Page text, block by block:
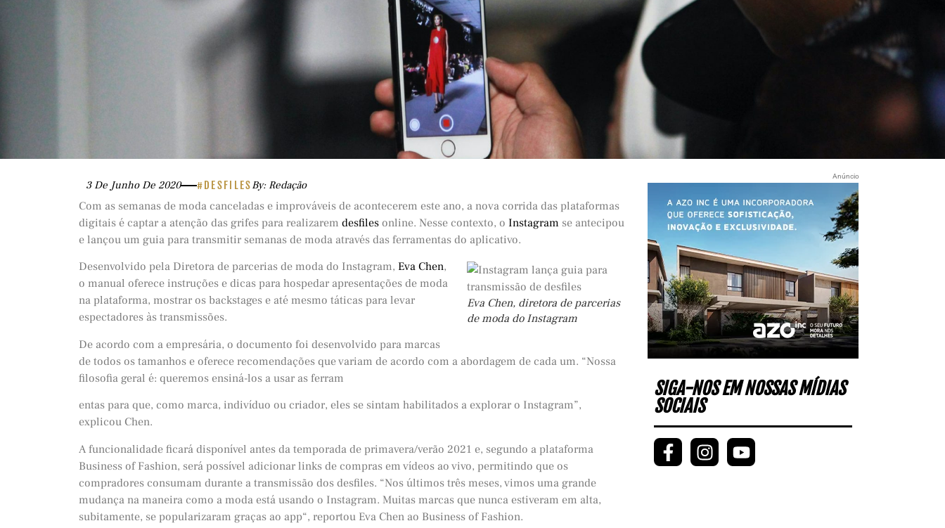
3 De Junho De 2020 #DESFILESBy: Redação
Com as semanas de moda canceladas e improváveis de acontecerem este ano, a nova corrida das plataformas
digitais é captar a atenção das grifes para realizarem desfiles online. Nesse contexto, o Instagram se antecipou
e lançou um guia para transmitir semanas de moda através das ferramentas do aplicativo.
Eva Chen, diretora de parcerias
de moda do Instagram
Desenvolvido pela Diretora de parcerias de moda do Instagram, Eva Chen,
o manual oferece instruções e dicas para hospedar apresentações de moda
na plataforma, mostrar os backstages e até mesmo táticas para levar
espectadores às transmissões.
De acordo com a empresária, o documento foi desenvolvido para marcas
de todos os tamanhos e oferece recomendações que variam de acordo com a abordagem de cada um. “Nossa
filosofia geral é: queremos ensiná-los a usar as ferram
entas para que, como marca, indivíduo ou criador, eles se sintam habilitados a explorar o Instagram”,
explicou Chen.
A funcionalidade ficará disponível antes da temporada de primavera/verão 2021 e, segundo a plataforma
Business of Fashion, será possível adicionar links de compras em vídeos ao vivo, permitindo que os
compradores consumam durante a transmissão dos desfiles. “Nos últimos três meses, vimos uma grande
mudança na maneira como a moda está usando o Instagram. Muitas marcas que nunca estiveram em alta,
subitamente, se popularizaram graças ao app“, reportou Eva Chen ao Business of Fashion.
Anúncio
SIGA-NOS EM NOSSAS MÍDIAS
SOCIAIS